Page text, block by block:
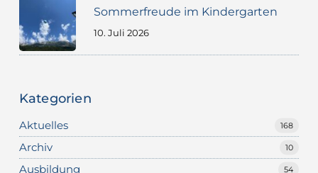
Sommerfreude im Kindergarten
10. Juli 2026
Kategorien
Aktuelles 168
Archiv 10
Ausbildung 54